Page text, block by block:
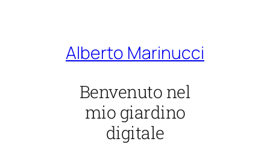
Alberto Marinucci
Benvenuto nel
mio giardino
digitale